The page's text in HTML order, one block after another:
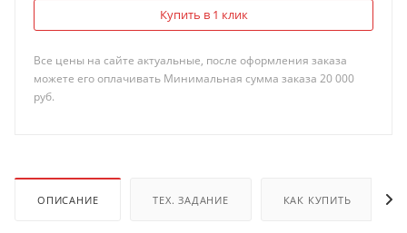
Купить в 1 клик
Все цены на сайте актуальные, после оформления заказа
можете его оплачивать Минимальная сумма заказа 20 000
руб.
ОПИСАНИЕ ТЕХ. ЗАДАНИЕ КАК КУПИТЬ